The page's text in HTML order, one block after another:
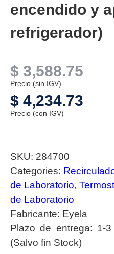
encendido y
refrigerador)
$ 3,588.75
Precio (sin IGV)
$ 4,234.73
Precio (con IGV)
SKU: 284700
Categories:
de Laboratorio,
de Laboratorio
Fabricante: Eyela
Plazo de entrega: 1-
(Salvo fin Stock)